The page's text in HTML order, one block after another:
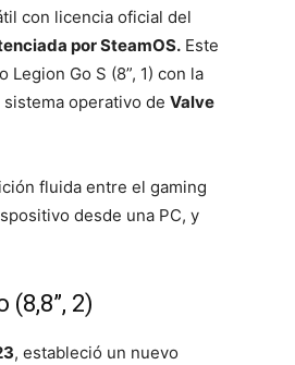
con licencia oficial del
por SteamOS. Este
Legion Go S (8”, 1) con la
sistema operativo de Valve
fluida entre el gaming
desde una PC, y
2)
, estableció un nuevo